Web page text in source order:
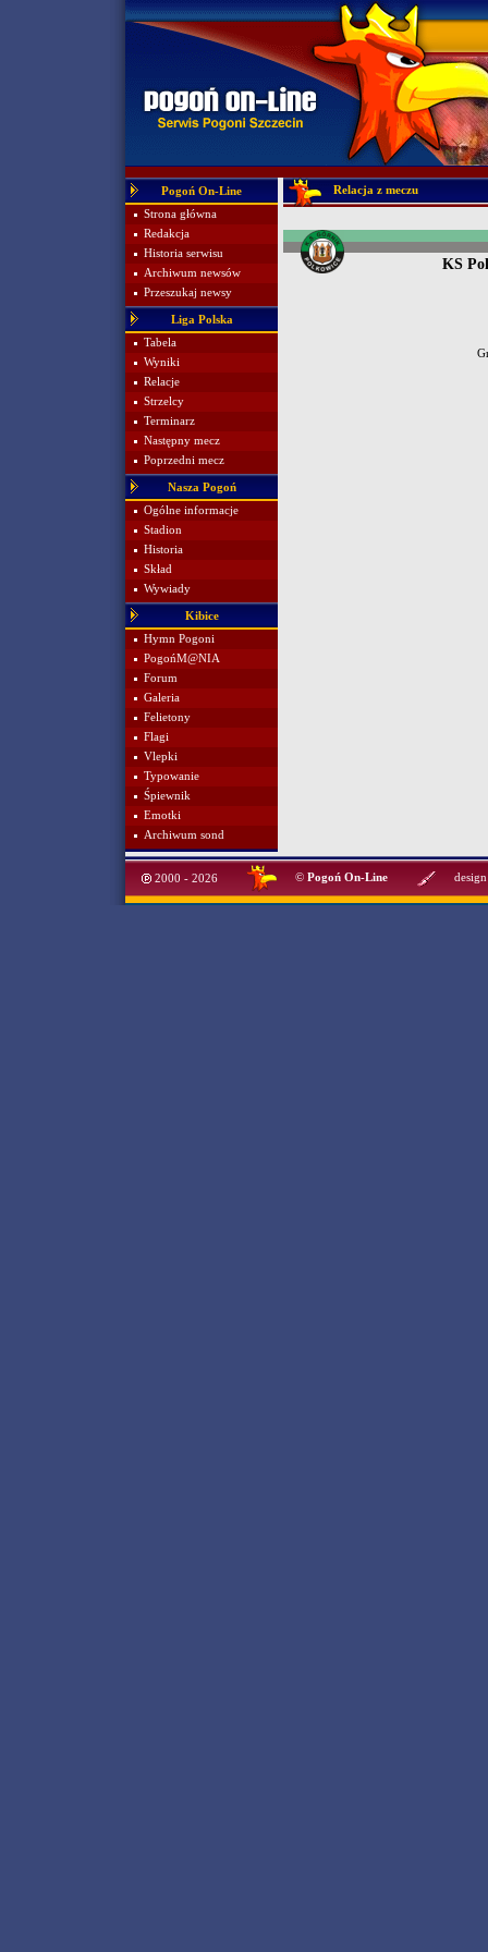
Pogoń On-Line
Strona główna
Redakcja
Historia serwisu
Archiwum newsów
Przeszukaj newsy
Liga Polska
Tabela
Wyniki
Relacje
Strzelcy
Terminarz
Następny mecz
Poprzedni mecz
Nasza Pogoń
Ogólne informacje
Stadion
Historia
Skład
Wywiady
Kibice
Hymn Pogoni
PogońM@NIA
Forum
Galeria
Felietony
Flagi
Vlepki
Typowanie
Śpiewnik
Emotki
Archiwum sond
Relacja z meczu
KS
2000 - 2026 © Pogoń On-Line